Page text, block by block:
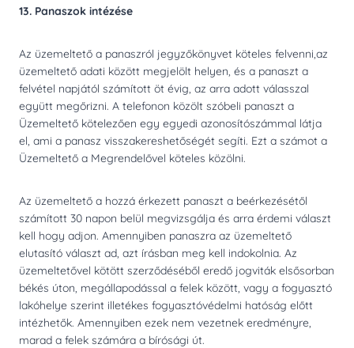
13. Panaszok intézése
Az üzemeltető a panaszról jegyzőkönyvet köteles felvenni,az
üzemeltető adati között megjelölt helyen, és a panaszt a
felvétel napjától számított öt évig, az arra adott válasszal
együtt megőrizni. A telefonon közölt szóbeli panaszt a
Üzemeltető kötelezően egy egyedi azonosítószámmal látja
el, ami a panasz visszakereshetőségét segíti. Ezt a számot a
Üzemeltető a Megrendelővel köteles közölni.
Az üzemeltető a hozzá érkezett panaszt a beérkezésétől
számított 30 napon belül megvizsgálja és arra érdemi választ
kell hogy adjon. Amennyiben panaszra az üzemeltető
elutasító választ ad, azt írásban meg kell indokolnia. Az
üzemeltetővel kötött szerződéséből eredő jogviták elsősorban
békés úton, megállapodással a felek között, vagy a fogyasztó
lakóhelye szerint illetékes fogyasztóvédelmi hatóság előtt
intézhetők. Amennyiben ezek nem vezetnek eredményre,
marad a felek számára a bírósági út.